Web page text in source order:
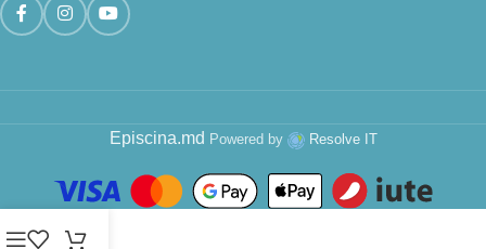
Episcina.md Powered by Resolve IT